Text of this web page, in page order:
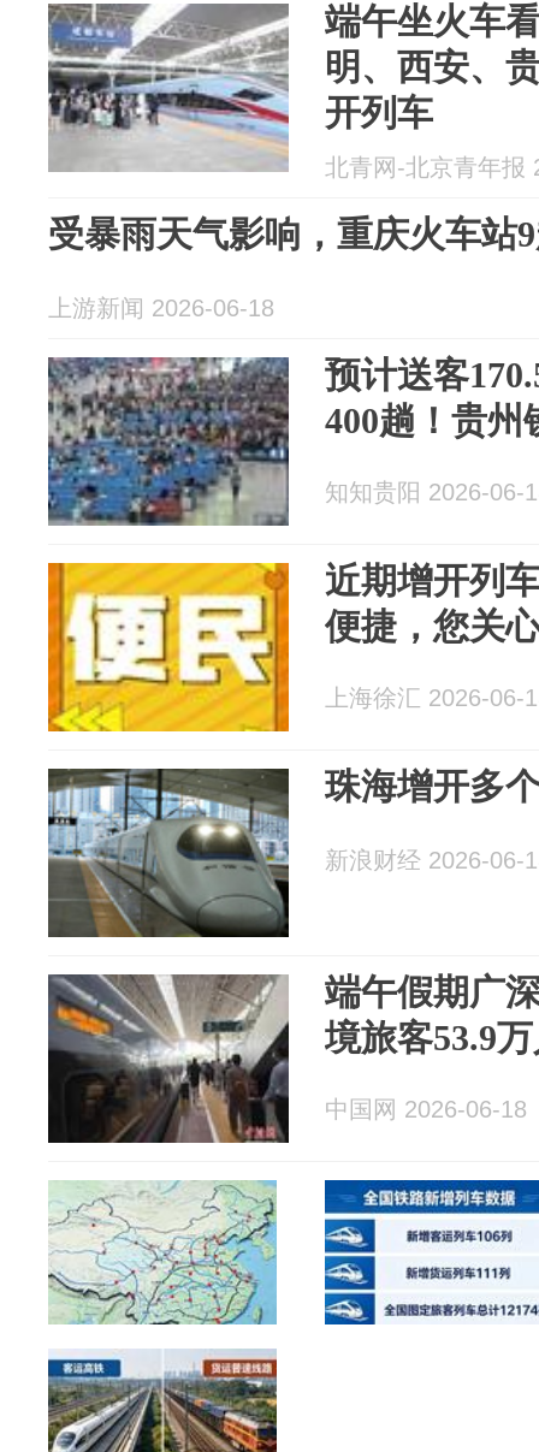
端午坐火车
明、西安、
开列车
北青网-北京青年报
受暴雨天气影响，重庆火车站
上游新闻 2026-06-18
预计送客
400趟！贵州
知知贵阳 2026-06-
近期增开列
便捷，您关
上海徐汇 2026-06-
珠海增开多
新浪财经 2026-06-
端午假期广
境旅客53.9
中国网 2026-06-18